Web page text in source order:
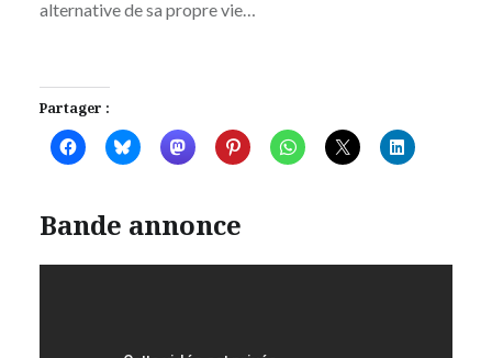
alternative de sa propre vie…
Partager :
Bande annonce